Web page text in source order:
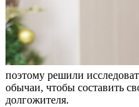
поэтому решили
обычаи, чтобы составить
долгожителя.